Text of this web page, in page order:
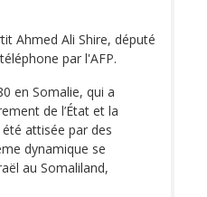
Ahmed Ali Shire, député
par l'AFP.
en Somalie, qui a
de l’État et la
attisée par des
dynamique se
au Somaliland,